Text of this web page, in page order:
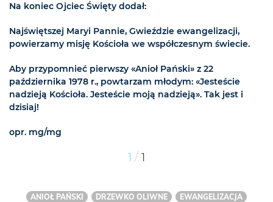
Na koniec Ojciec Święty dodał:
Najświętszej Maryi Pannie, Gwieździe ewangelizacji,
powierzamy misję Kościoła we współczesnym świecie.
Aby przypomnieć pierwszy «Anioł Pański» z 22
października 1978 r., powtarzam młodym: «Jesteście
nadzieją Kościoła. Jesteście moją nadzieją». Tak jest i
dzisiaj!
opr. mg/mg
1 / 1
ANIOŁ PAŃSKI DRZEWKO OLIWNE
EWANGELIZACJA